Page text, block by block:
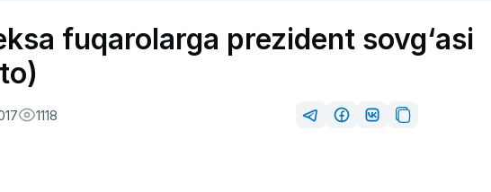
fuqarolarga prezident sovg‘asi
1118